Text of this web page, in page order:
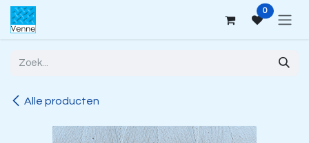
Overslaan naar inhoud 0
Alle producten